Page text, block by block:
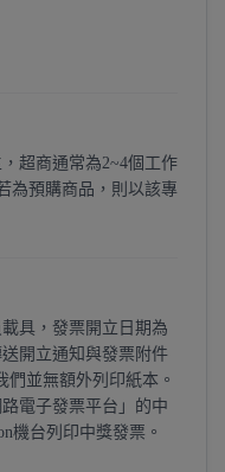
超商通常為2~4個工作
為預購商品，則以該專
具，發票開立日期為
開立通知與發票附件
們並無額外列印紙本。
電子發票平台」的中
機台列印中獎發票。